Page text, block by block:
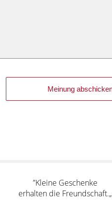
”Kleine Geschenke
erhalten die Freundschaft.„